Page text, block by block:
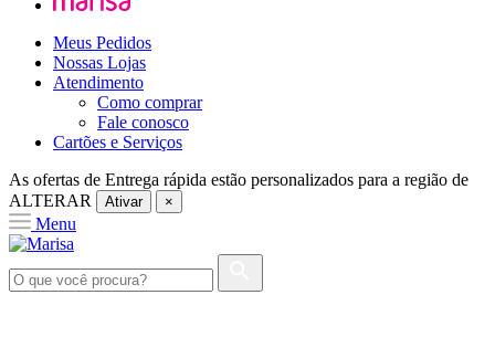
Meus Pedidos
Nossas Lojas
Atendimento
Como comprar
Fale conosco
Cartões e Serviços
As ofertas de Entrega rápida estão personalizados para a região de
ALTERAR
Ativar ×
Menu